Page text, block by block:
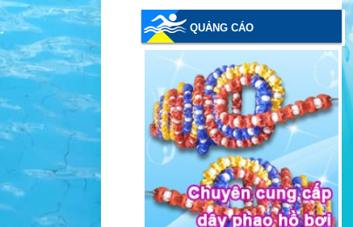
QUẢNG CÁO